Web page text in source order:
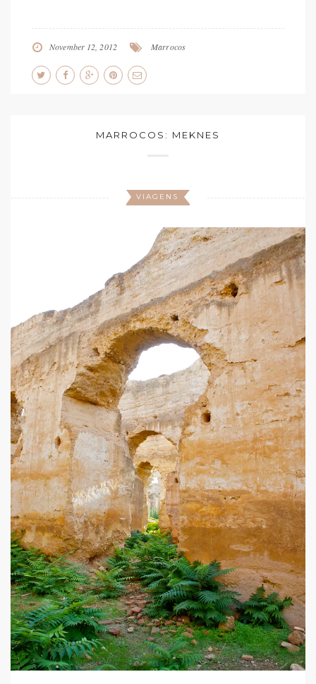
November 12, 2012 Marrocos
MARROCOS: MEKNES
VIAGENS